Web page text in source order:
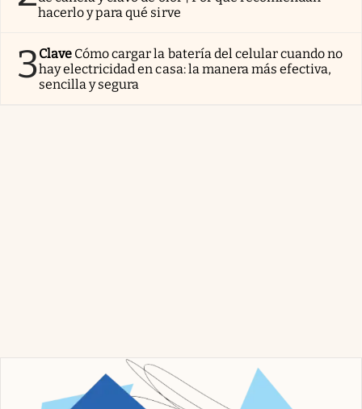
hacerlo y para qué sirve
3Clave Cómo cargar la batería del celular cuando no
hay electricidad en casa: la manera más efectiva,
sencilla y segura